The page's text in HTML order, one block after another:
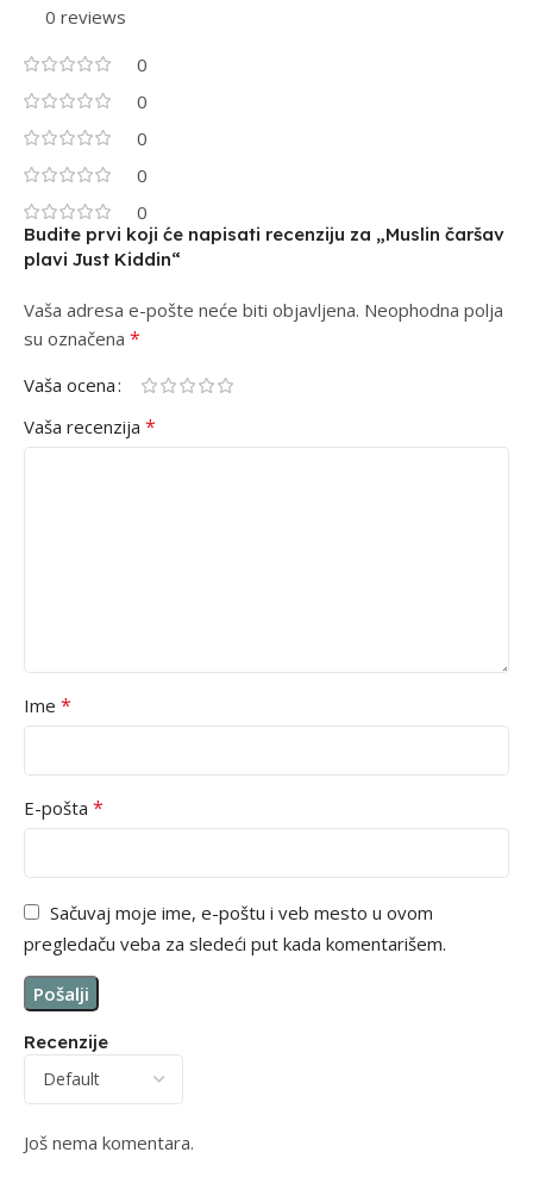
0 reviews
0
0
0
0
0
Recenzije
Još nema komentara.
Budite prvi koji će napisati recenziju za „Muslin čaršav
plavi Just Kiddin“
Vaša adresa e-pošte neće biti objavljena. Neophodna polja
su označena *
Vaša ocena
Vaša recenzija *
Ime *
E-pošta *
Sačuvaj moje ime, e-poštu i veb mesto u ovom
pregledaču veba za sledeći put kada komentarišem.
Alternative: